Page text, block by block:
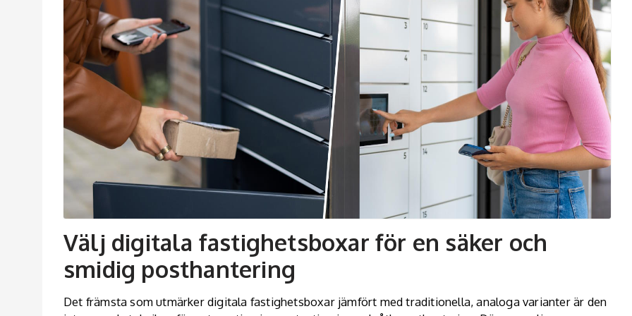
Välj digitala fastighetsboxar för en säker och
smidig posthantering
Det främsta som utmärker digitala fastighetsboxar jämfört med traditionella, analoga varianter är den